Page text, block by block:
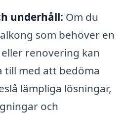
underhåll: Om du
som behöver en
renovering kan
till med att bedöma
lämpliga lösningar,
och